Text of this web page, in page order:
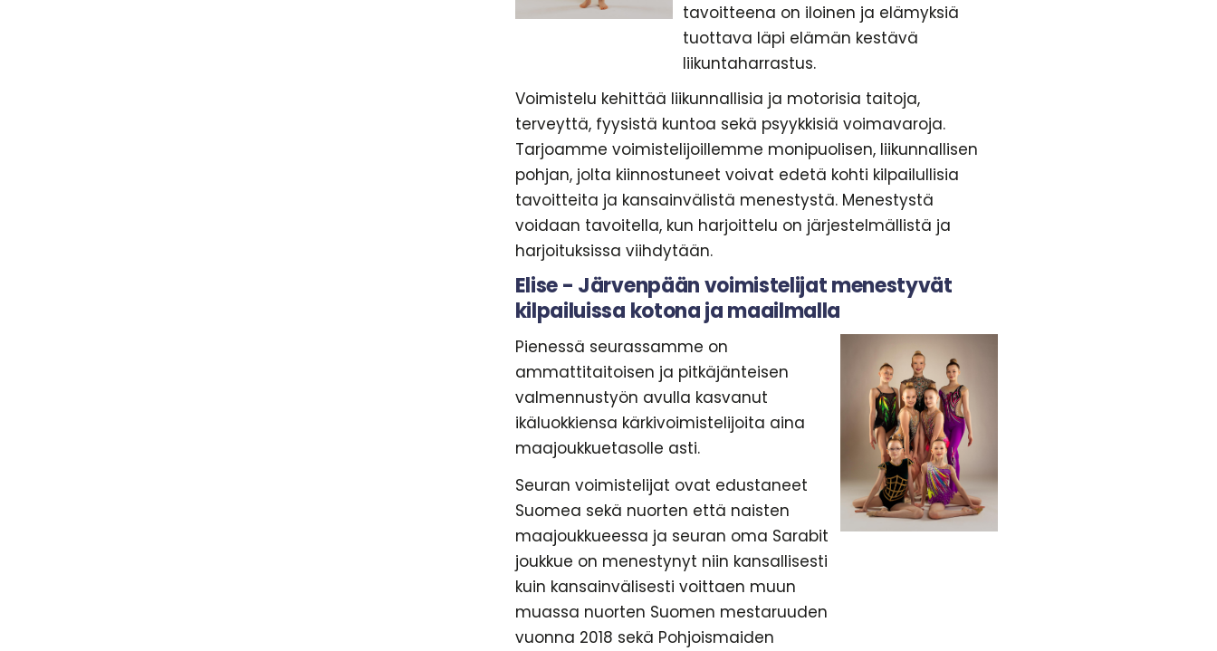
tavoitteena on iloinen ja elämyksiä
tuottava läpi elämän kestävä
liikuntaharrastus.
Voimistelu kehittää liikunnallisia ja motorisia taitoja,
terveyttä, fyysistä kuntoa sekä psyykkisiä voimavaroja.
Tarjoamme voimistelijoillemme monipuolisen, liikunnallisen
pohjan, jolta kiinnostuneet voivat edetä kohti kilpailullisia
tavoitteita ja kansainvälistä menestystä. Menestystä
voidaan tavoitella, kun harjoittelu on järjestelmällistä ja
harjoituksissa viihdytään.
Elise - Järvenpään voimistelijat menestyvät
kilpailuissa kotona ja maailmalla
Pienessä seurassamme on
ammattitaitoisen ja pitkäjänteisen
valmennustyön avulla kasvanut
ikäluokkiensa kärkivoimistelijoita aina
maajoukkuetasolle asti.
Seuran voimistelijat ovat edustaneet
Suomea sekä nuorten että naisten
maajoukkueessa ja seuran oma Sarabit
joukkue on menestynyt niin kansallisesti
kuin kansainvälisesti voittaen muun
muassa nuorten Suomen mestaruuden
vuonna 2018 sekä Pohjoismaiden